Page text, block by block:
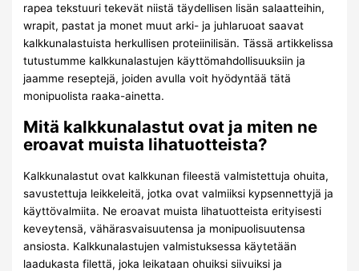
rapea tekstuuri tekevät niistä täydellisen lisän salaatteihin,
wrapit, pastat ja monet muut arki- ja juhlaruoat saavat
kalkkunalastuista herkullisen proteiinilisän. Tässä artikkelissa
tutustumme kalkkunalastujen käyttömahdollisuuksiin ja
jaamme reseptejä, joiden avulla voit hyödyntää tätä
monipuolista raaka-ainetta.
Mitä kalkkunalastut ovat ja miten ne
eroavat muista lihatuotteista?
Kalkkunalastut ovat kalkkunan fileestä valmistettuja ohuita,
savustettuja leikkeleitä, jotka ovat valmiiksi kypsennettyjä ja
käyttövalmiita. Ne eroavat muista lihatuotteista erityisesti
keveytensä, vähärasvaisuutensa ja monipuolisuutensa
ansiosta. Kalkkunalastujen valmistuksessa käytetään
laadukasta filettä, joka leikataan ohuiksi siivuiksi ja